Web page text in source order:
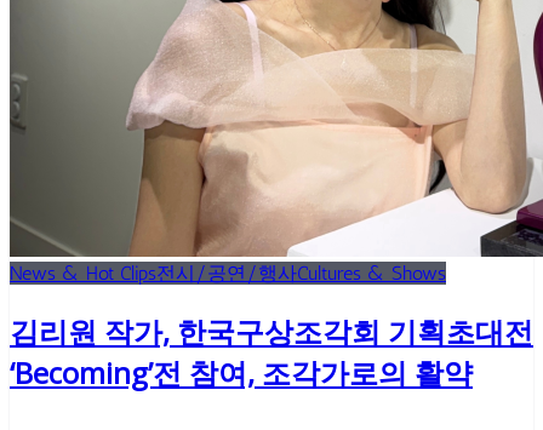
News & Hot Clips전시/공연/행사Cultures & Shows
김리원 작가, 한국구상조각회 기획초대전
‘Becoming’전 참여, 조각가로의 활약